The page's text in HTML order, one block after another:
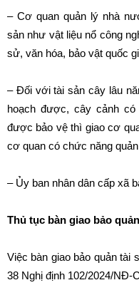
– Cơ quan quản lý nhà
sản như vật liệu nổ công
sử, văn hóa, bảo vật quốc
– Đối với tài sản cây lâu
hoạch được, cây cảnh
được bảo vệ thì giao cơ
cơ quan có chức năng
– Ủy ban nhân dân cấp xã
Thủ tục bàn giao bảo
Việc bàn giao bảo quản tài
38 Nghị định 102/2024/NĐ-